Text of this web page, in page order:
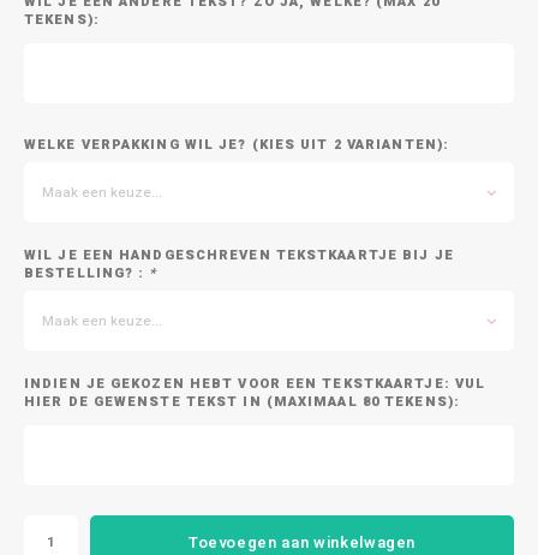
TEKENS):
WELKE VERPAKKING WIL JE? (KIES UIT 2 VARIANTEN):
Maak een keuze...
WIL JE EEN HANDGESCHREVEN TEKSTKAARTJE BIJ JE
BESTELLING? : *
Maak een keuze...
INDIEN JE GEKOZEN HEBT VOOR EEN TEKSTKAARTJE: VUL
HIER DE GEWENSTE TEKST IN (MAXIMAAL 80 TEKENS):
Toevoegen aan winkelwagen